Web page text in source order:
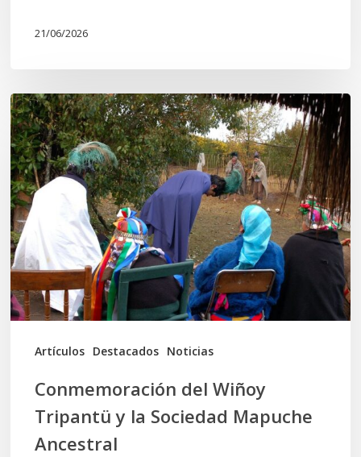
21/06/2026
Artículos Destacados Noticias
Conmemoración
del
Wiñoy
Tripantü
y
la
Sociedad
Mapuche
Ancestral
Conmemoración del Wiñoy
Tripantü y la Sociedad Mapuche
Ancestral